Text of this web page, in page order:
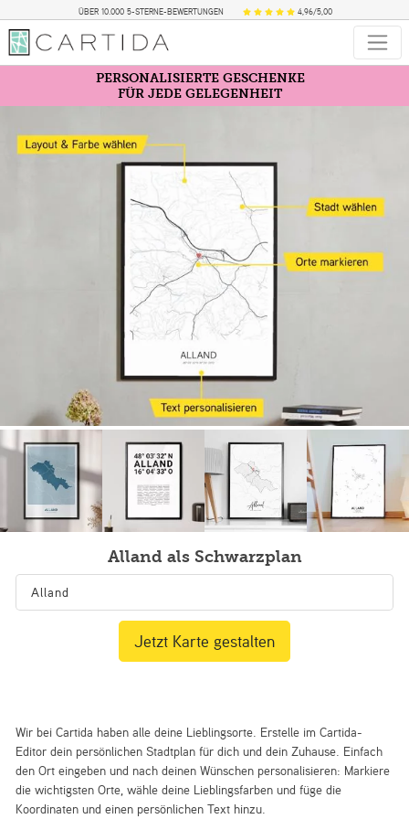
ÜBER 10.000 5-STERNE-BEWERTUNGEN 4,96/5,00
PERSONALISIERTE GESCHENKE
FÜR JEDE GELEGENHEIT
Alland als Schwarzplan
Wir bei Cartida haben alle deine Lieblingsorte. Erstelle im Cartida-
Editor dein persönlichen Stadtplan für dich und dein Zuhause. Einfach
den Ort eingeben und nach deinen Wünschen personalisieren: Markiere
die wichtigsten Orte, wähle deine Lieblingsfarben und füge die
Koordinaten und einen persönlichen Text hinzu.
Jetzt Karte gestalten